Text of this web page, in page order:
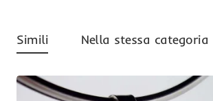
Simili Nella stessa categoria